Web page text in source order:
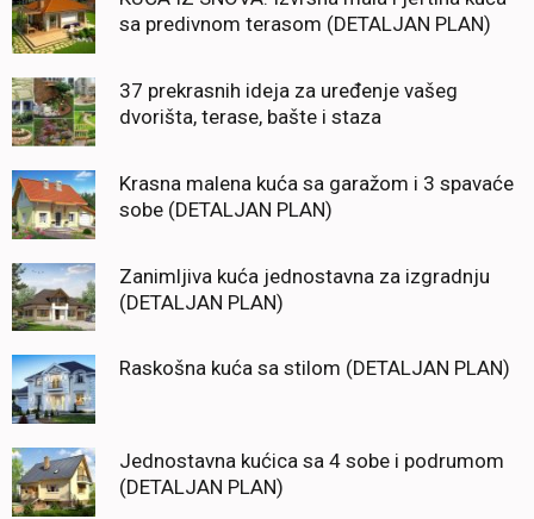
sa predivnom terasom (DETALJAN PLAN)
37 prekrasnih ideja za uređenje vašeg
dvorišta, terase, bašte i staza
Krasna malena kuća sa garažom i 3 spavaće
sobe (DETALJAN PLAN)
Zanimljiva kuća jednostavna za izgradnju
(DETALJAN PLAN)
Raskošna kuća sa stilom (DETALJAN PLAN)
Jednostavna kućica sa 4 sobe i podrumom
(DETALJAN PLAN)